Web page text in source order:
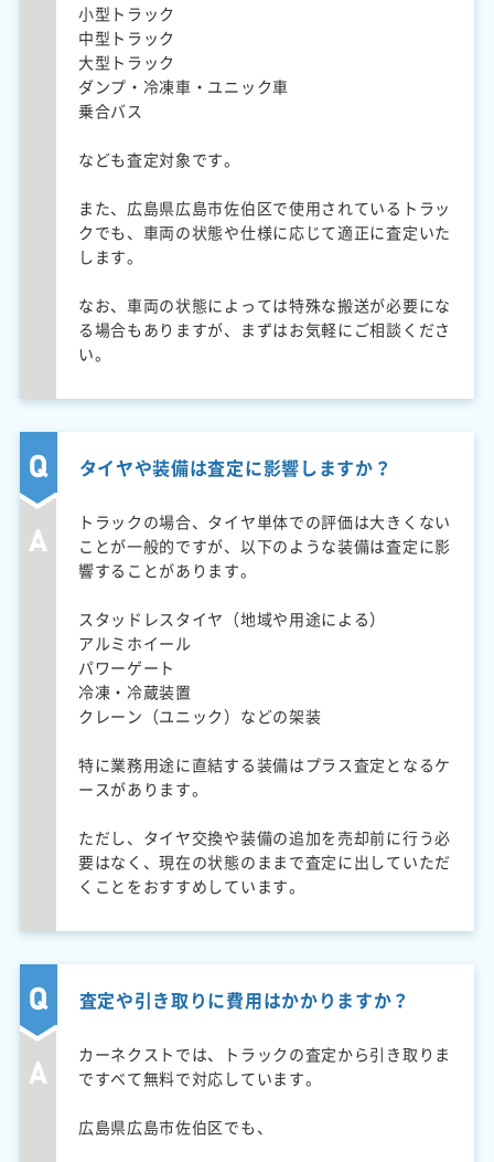
小型トラック
中型トラック
大型トラック
ダンプ・冷凍車・ユニック車
乗合バス
なども査定対象です。
また、広島県広島市佐伯区で使用されているトラッ
クでも、車両の状態や仕様に応じて適正に査定いた
します。
なお、車両の状態によっては特殊な搬送が必要にな
る場合もありますが、まずはお気軽にご相談くださ
い。
タイヤや装備は査定に影響しますか？
トラックの場合、タイヤ単体での評価は大きくない
ことが一般的ですが、以下のような装備は査定に影
響することがあります。
スタッドレスタイヤ（地域や用途による）
アルミホイール
パワーゲート
冷凍・冷蔵装置
クレーン（ユニック）などの架装
特に業務用途に直結する装備はプラス査定となるケ
ースがあります。
ただし、タイヤ交換や装備の追加を売却前に行う必
要はなく、現在の状態のままで査定に出していただ
くことをおすすめしています。
査定や引き取りに費用はかかりますか？
カーネクストでは、トラックの査定から引き取りま
ですべて無料で対応しています。
広島県広島市佐伯区でも、